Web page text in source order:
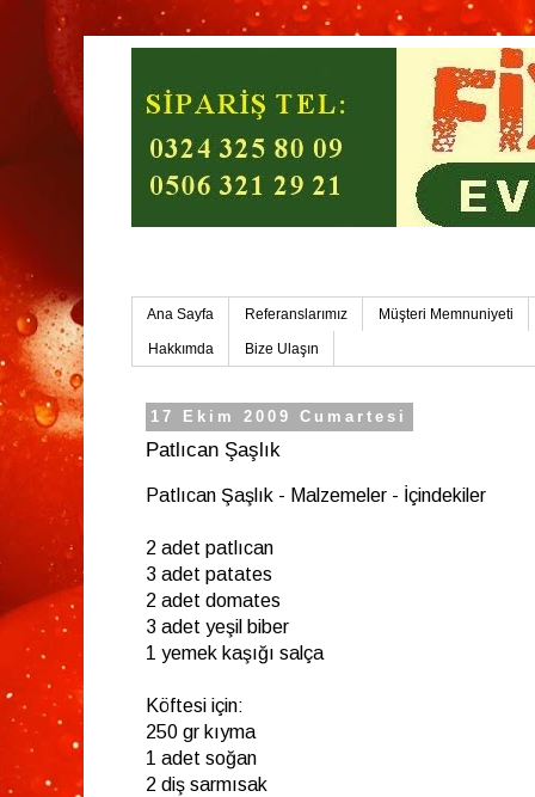
Ana Sayfa Referanslarımız Müşteri Memnuniyeti
Hakkımda Bize Ulaşın
17 Ekim 2009 Cumartesi
Patlıcan Şaşlık
Patlıcan Şaşlık - Malzemeler - İçindekiler
2 adet patlıcan
3 adet patates
2 adet domates
3 adet yeşil biber
1 yemek kaşığı salça
Köftesi için:
250 gr kıyma
1 adet soğan
2 diş sarmısak